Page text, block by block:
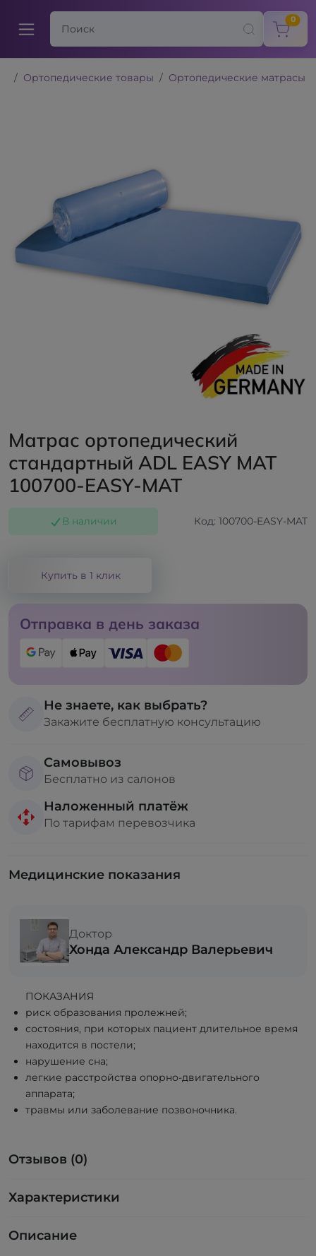
0
Ортопедические товары Ортопедические матрасы
Матрас ортопедический
стандартный ADL EASY MAT
100700-EASY-MAT
В наличии Код: 100700-EASY-MAT
Купить в 1 клик
Отправка в день заказа
Не знаете, как выбрать?
Закажите бесплатную консультацию
Самовывоз
Бесплатно из салонов
Наложенный платёж
По тарифам перевозчика
Медицинские показания
Доктор
Хонда Александр Валерьевич
ПОКАЗАНИЯ
риск образования пролежней;
состояния, при которых пациент длительное время
находится в постели;
нарушение сна;
легкие расстройства опорно-двигательного
аппарата;
травмы или заболевание позвоночника.
Отзывов (0)
Характеристики
Описание